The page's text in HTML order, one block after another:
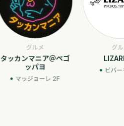
グルメ
タッカンマニア＠ペゴ
ッパヨ
マッジョーレ 2F
グ
ビバー